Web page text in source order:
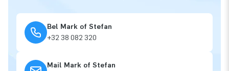
Bel Mark of Stefan
+32 38 082 320
Mail Mark of Stefan